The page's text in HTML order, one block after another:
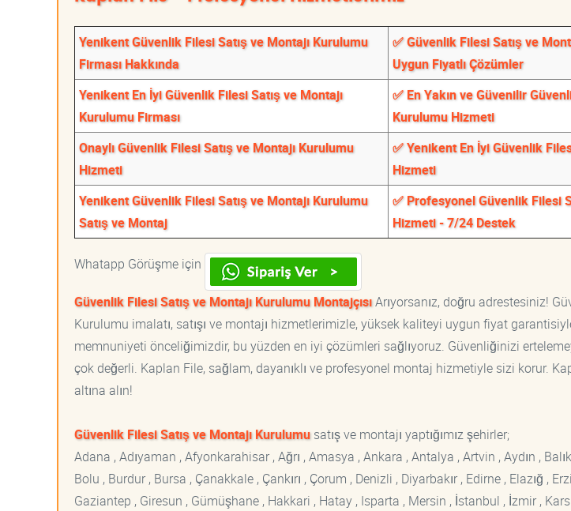
Yenikent Güvenlik Filesi Satış ve Montajı Kurulumu
Firması Hakkında
✅ Güvenlik Filesi Satış ve
Uygun Fiyatlı Çözümler
Yenikent En İyi Güvenlik Filesi Satış ve Montajı
Kurulumu Firması
✅ En Yakın ve Güvenilir
Kurulumu Hizmeti
Onaylı Güvenlik Filesi Satış ve Montajı Kurulumu
Hizmeti
✅ Yenikent En İyi Güvenlik
Hizmeti
Yenikent Güvenlik Filesi Satış ve Montajı Kurulumu
Satış ve Montaj
✅ Profesyonel Güvenlik Filesi
Hizmeti - 7/24 Destek
Whatapp Görüşme için
Güvenlik Filesi Satış ve Montajı Kurulumu MontajçısıArıyorsanız, doğru adrestesiniz!
Kurulumu imalatı, satışı ve montajı hizmetlerimizle, yüksek kaliteyi uygun fiyat
memnuniyeti önceliğimizdir, bu yüzden en iyi çözümleri sağlıyoruz. Güvenliğinizi
çok değerli. Kaplan File, sağlam, dayanıklı ve profesyonel montaj hizmetiyle sizi korur.
altına alın!
Güvenlik Filesi Satış ve Montajı Kurulumusatış ve montajı yaptığımız şehirler;
Adana , Adıyaman , Afyonkarahisar , Ağrı , Amasya , Ankara , Antalya , Artvin , Aydın ,
Bolu , Burdur , Bursa , Çanakkale , Çankırı , Çorum , Denizli , Diyarbakır , Edirne , Elazığ ,
Gaziantep , Giresun , Gümüşhane , Hakkari , Hatay , Isparta , Mersin , İstanbul , İzmir ,